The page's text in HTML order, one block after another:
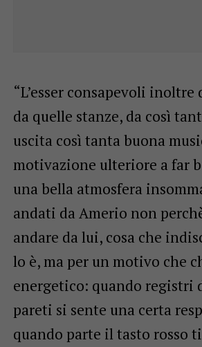
“L’esser consapevoli
da quelle stanze, da così
uscita così tanta buona
motivazione ulteriore a far
una bella atmosfera
andati da Amerio non
andare da lui, cosa che
lo è, ma per un motivo che
energetico: quando registri
pareti si sente una certa
quando parte il tasto rosso